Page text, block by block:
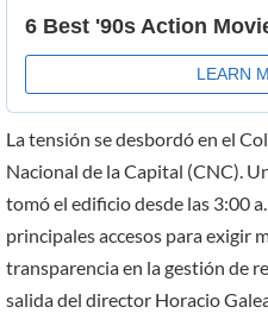
La tensión se desbordó en el
Nacional de la Capital (CNC).
tomó el edificio desde las 3:00
principales accesos para exigir
transparencia en la gestión de
salida del director Horacio